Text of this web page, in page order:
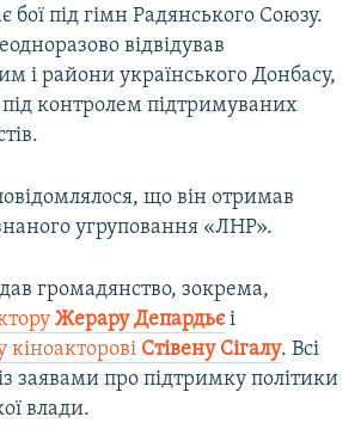
бої під гімн Радянського Союзу.
відвідував
і райони українського Донбасу,
контролем підтримуваних
що він отримав
угруповання «ЛНР».
громадянство, зокрема,
Жерару Депардьєі
Стівену Сігалу. Всі
заявами про підтримку політики
влади.